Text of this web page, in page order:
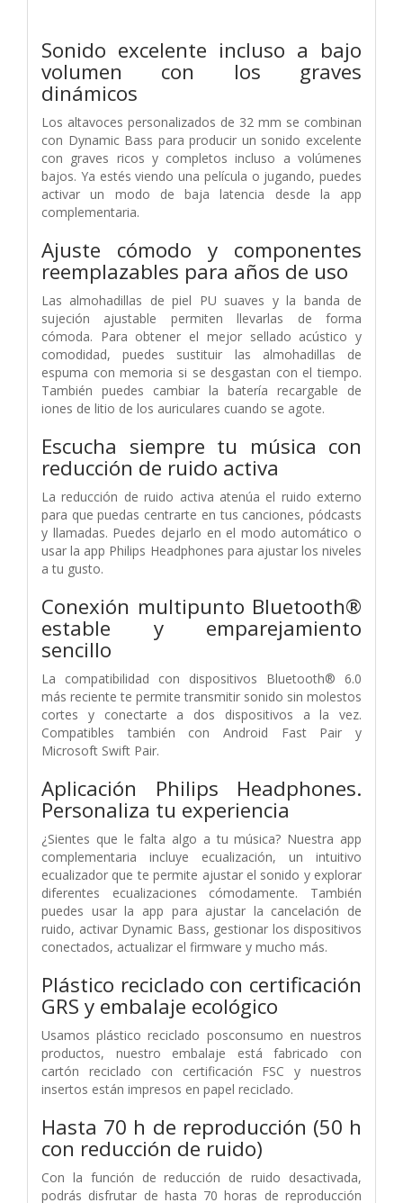
Sonido excelente incluso a bajo
volumen con los graves
dinámicos
Los altavoces personalizados de 32 mm se combinan
con Dynamic Bass para producir un sonido excelente
con graves ricos y completos incluso a volúmenes
bajos. Ya estés viendo una película o jugando, puedes
activar un modo de baja latencia desde la app
complementaria.
Ajuste cómodo y componentes
reemplazables para años de uso
Las almohadillas de piel PU suaves y la banda de
sujeción ajustable permiten llevarlas de forma
cómoda. Para obtener el mejor sellado acústico y
comodidad, puedes sustituir las almohadillas de
espuma con memoria si se desgastan con el tiempo.
También puedes cambiar la batería recargable de
iones de litio de los auriculares cuando se agote.
Escucha siempre tu música con
reducción de ruido activa
La reducción de ruido activa atenúa el ruido externo
para que puedas centrarte en tus canciones, pódcasts
y llamadas. Puedes dejarlo en el modo automático o
usar la app Philips Headphones para ajustar los niveles
a tu gusto.
Conexión multipunto Bluetooth®
estable y emparejamiento
sencillo
La compatibilidad con dispositivos Bluetooth® 6.0
más reciente te permite transmitir sonido sin molestos
cortes y conectarte a dos dispositivos a la vez.
Compatibles también con Android Fast Pair y
Microsoft Swift Pair.
Aplicación Philips Headphones.
Personaliza tu experiencia
¿Sientes que le falta algo a tu música? Nuestra app
complementaria incluye ecualización, un intuitivo
ecualizador que te permite ajustar el sonido y explorar
diferentes ecualizaciones cómodamente. También
puedes usar la app para ajustar la cancelación de
ruido, activar Dynamic Bass, gestionar los dispositivos
conectados, actualizar el firmware y mucho más.
Plástico reciclado con certificación
GRS y embalaje ecológico
Usamos plástico reciclado posconsumo en nuestros
productos, nuestro embalaje está fabricado con
cartón reciclado con certificación FSC y nuestros
insertos están impresos en papel reciclado.
Hasta 70 h de reproducción (50 h
con reducción de ruido)
Con la función de reducción de ruido desactivada,
podrás disfrutar de hasta 70 horas de reproducción